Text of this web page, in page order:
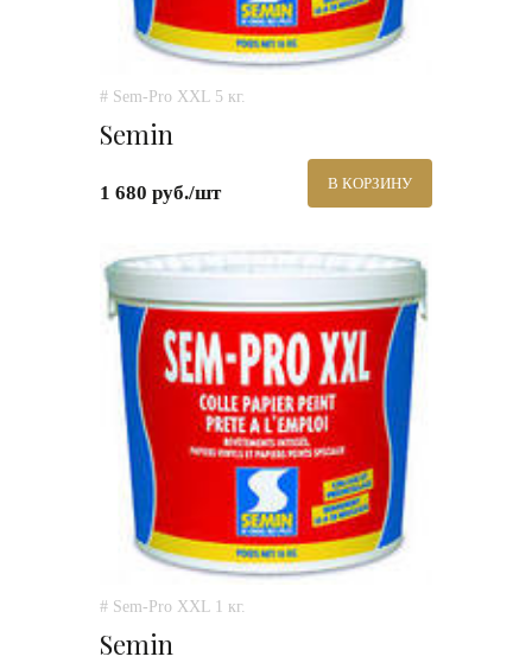
# Sem-Pro XXL 5 кг.
Semin
1 680 руб./шт В КОРЗИНУ
# Sem-Pro XXL 1 кг.
Semin